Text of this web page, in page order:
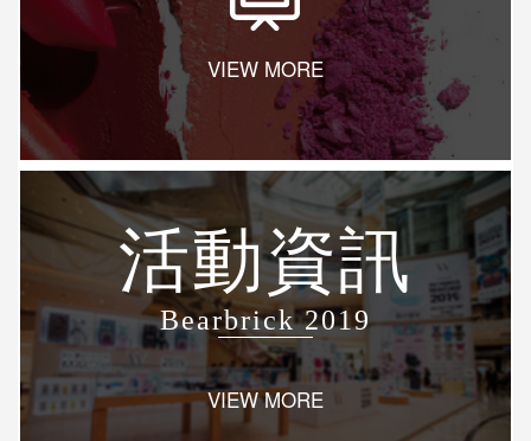
VIEW MORE
活動資訊
Bearbrick 2019
VIEW MORE